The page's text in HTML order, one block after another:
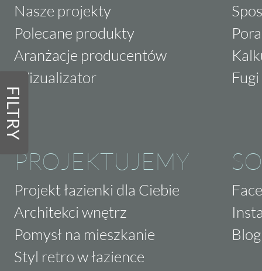
FILTRY
Nasze projekty
Polecane produkty
Aranżacje producentów
Wizualizator
PROJEKTUJEMY
Projekt łazienki dla Ciebie
Architekci wnętrz
Pomysł na mieszkanie
Styl retro w łazience
Blog